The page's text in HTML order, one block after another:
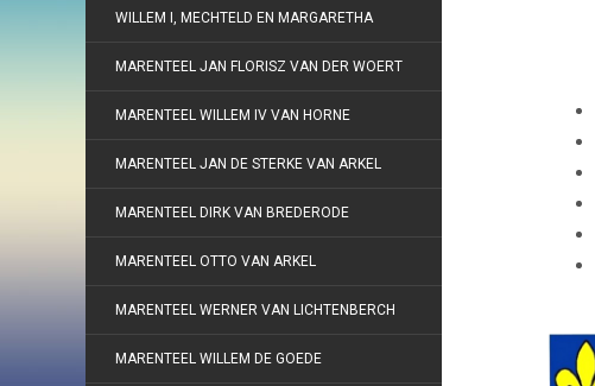
WILLEM I, MECHTELD EN MARGARETHA
MARENTEEL JAN FLORISZ VAN DER WOERT
MARENTEEL WILLEM IV VAN HORNE
MARENTEEL JAN DE STERKE VAN ARKEL
MARENTEEL DIRK VAN BREDERODE
MARENTEEL OTTO VAN ARKEL
MARENTEEL WERNER VAN LICHTENBERCH
MARENTEEL WILLEM DE GOEDE